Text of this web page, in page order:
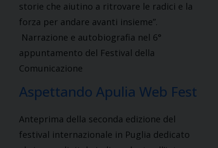
storie che aiutino a ritrovare le radici e la
forza per andare avanti insieme”.
Narrazione e autobiografia nel 6°
appuntamento del Festival della
Comunicazione
Aspettando Apulia Web Fest
Anteprima della seconda edizione del
festival internazionale in Puglia dedicato